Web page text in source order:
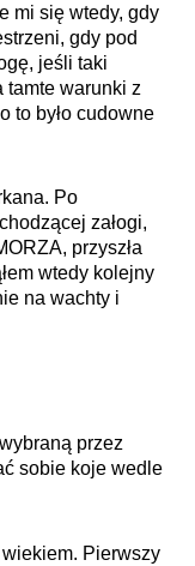
mi się wtedy, gdy
gdy pod
jeśli taki
tamte warunki z
to było cudowne
Po
załogi,
przyszła
wtedy kolejny
na wachty i
przez
sobie koje wedle
Pierwszy